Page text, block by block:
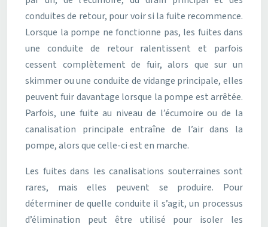
conduites de retour, pour voir si la fuite recommence.
Lorsque la pompe ne fonctionne pas, les fuites dans
une conduite de retour ralentissent et parfois
cessent complètement de fuir, alors que sur un
skimmer ou une conduite de vidange principale, elles
peuvent fuir davantage lorsque la pompe est arrêtée.
Parfois, une fuite au niveau de l’écumoire ou de la
canalisation principale entraîne de l’air dans la
pompe, alors que celle-ci est en marche.
Les fuites dans les canalisations souterraines sont
rares, mais elles peuvent se produire. Pour
déterminer de quelle conduite il s’agit, un processus
d’élimination peut être utilisé pour isoler les